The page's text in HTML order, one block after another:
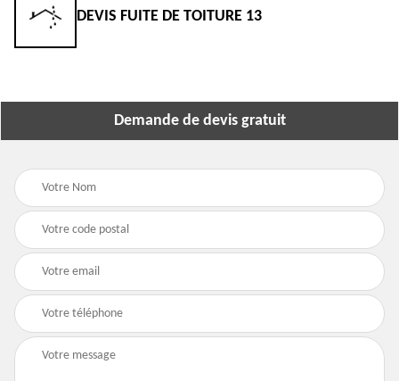
DEVIS FUITE DE TOITURE 13
Demande de devis gratuit